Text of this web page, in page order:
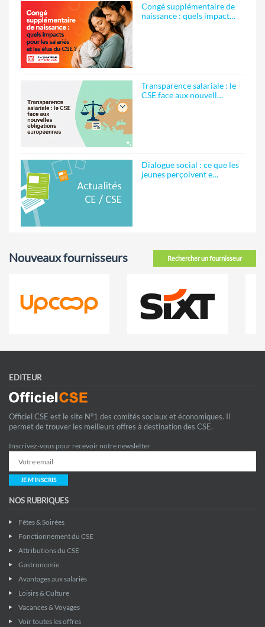
Congé supplémentaire de
naissance : quels impact…
Transparence salariale : le
CSE face aux nouvell…
Dialogue social : ce que les
jeunes perçoivent e…
Rechercher un fournisseur
Nouveaux fournisseurs
EDITEUR
Officiel CSE est le site N°1 des comités sociaux et économiques. Il
permet de trouver les meilleurs offres à destination des CSE.
Inscrivez-vous pour recevoir notre newsletter
JE M'INSCRIS
NOS RUBRIQUES
Fêtes & Soirées
Fonctionnement du CSE
Attributions du CSE
Gastronomie
Avantages aux salariés
Loisirs & Culture
Vacances & Voyages
Voir toutes les offres